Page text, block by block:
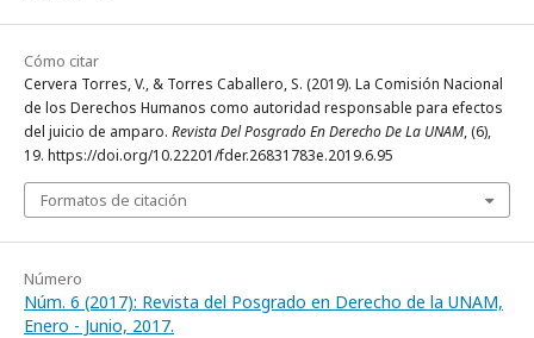
Cómo citar
Cervera Torres, V., & Torres Caballero, S. (2019). La Comisión Nacional
de los Derechos Humanos como autoridad responsable para efectos
del juicio de amparo. Revista Del Posgrado En Derecho De La UNAM, (6),
19. https://doi.org/10.22201/fder.26831783e.2019.6.95
Formatos de citación
Número
Núm. 6 (2017): Revista del Posgrado en Derecho de la UNAM,
Enero - Junio, 2017.